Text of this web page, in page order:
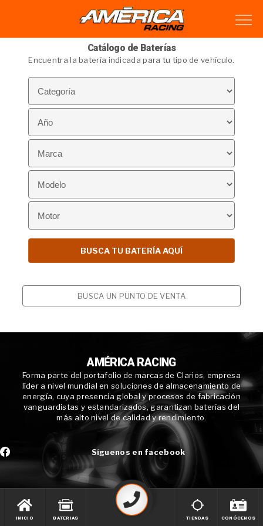
Catálogo de Baterías
Encuentra la batería indicada para tu tipo de vehículo.
BUSCA UN PUNTO DE VENTA
AMÉRICA RACING
Forma parte del portafolio de marcas de Clarios, empresa
líder a nivel mundial en soluciones de almacenamiento de
energía, cuya presencia global y procesos de fabricación
vanguardistas y estandarizados, garantizan baterías del
más alto nivel de calidad y rendimiento.
Síguenos en facebook
INICIO BATERIAS TIENDAS CONÓCENOS